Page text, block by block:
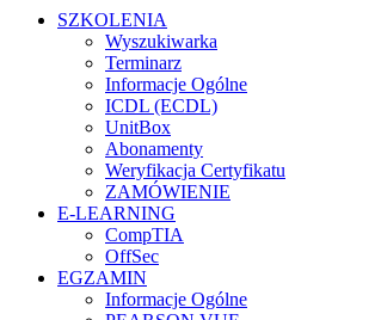
SZKOLENIA
Wyszukiwarka
Terminarz
Informacje Ogólne
ICDL (ECDL)
UnitBox
Abonamenty
Weryfikacja Certyfikatu
ZAMÓWIENIE
E-LEARNING
CompTIA
OffSec
EGZAMIN
Informacje Ogólne